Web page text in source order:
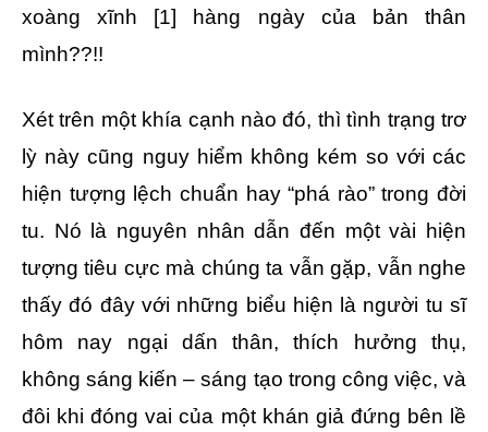
xoàng xĩnh [1] hàng ngày của bản thân
mình??!!
Xét trên một khía cạnh nào đó, thì tình trạng trơ
lỳ này cũng nguy hiểm không kém so với các
hiện tượng lệch chuẩn hay “phá rào” trong đời
tu. Nó là nguyên nhân dẫn đến một vài hiện
tượng tiêu cực mà chúng ta vẫn gặp, vẫn nghe
thấy đó đây với những biểu hiện là người tu sĩ
hôm nay ngại dấn thân, thích hưởng thụ,
không sáng kiến – sáng tạo trong công việc, và
đôi khi đóng vai của một khán giả đứng bên lề